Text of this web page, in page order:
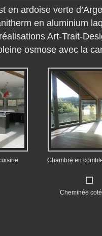
en ardoise verte
en aluminium
Art-Trait-
osmose avec la
Chambre en
Cheminée